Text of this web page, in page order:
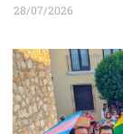
28/07/2026